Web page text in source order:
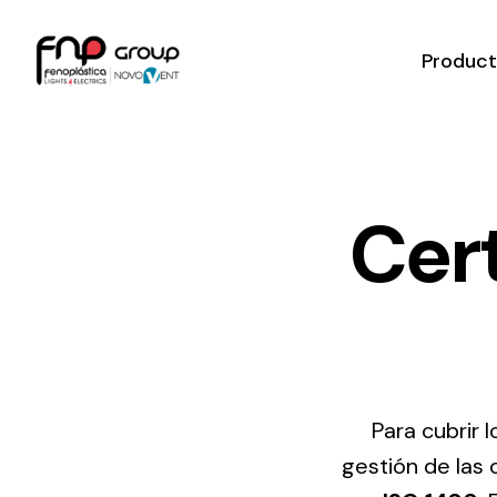
content
de
Para cubrir
gestión de las